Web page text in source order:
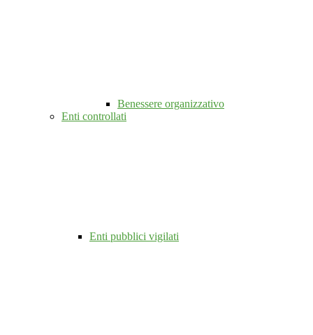
Benessere organizzativo
Enti controllati
Enti pubblici vigilati